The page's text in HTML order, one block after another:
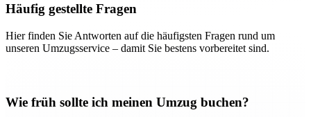
Häufig gestellte Fragen
Hier finden Sie Antworten auf die häufigsten Fragen rund um
unseren Umzugsservice – damit Sie bestens vorbereitet sind.
Wie früh sollte ich meinen Umzug buchen?